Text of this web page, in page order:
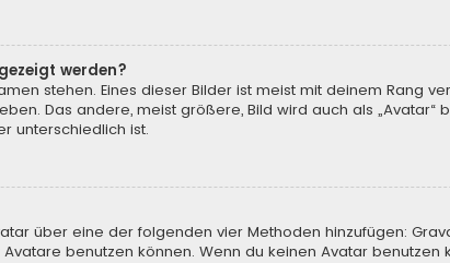
werden?
stehen. Eines dieser Bilder ist meist mit deinem Rang
Das andere, meist größere, Bild wird auch als „Avatar“
unterschiedlich ist.
über eine der folgenden vier Methoden hinzufügen:
benutzen können. Wenn du keinen Avatar benutzen